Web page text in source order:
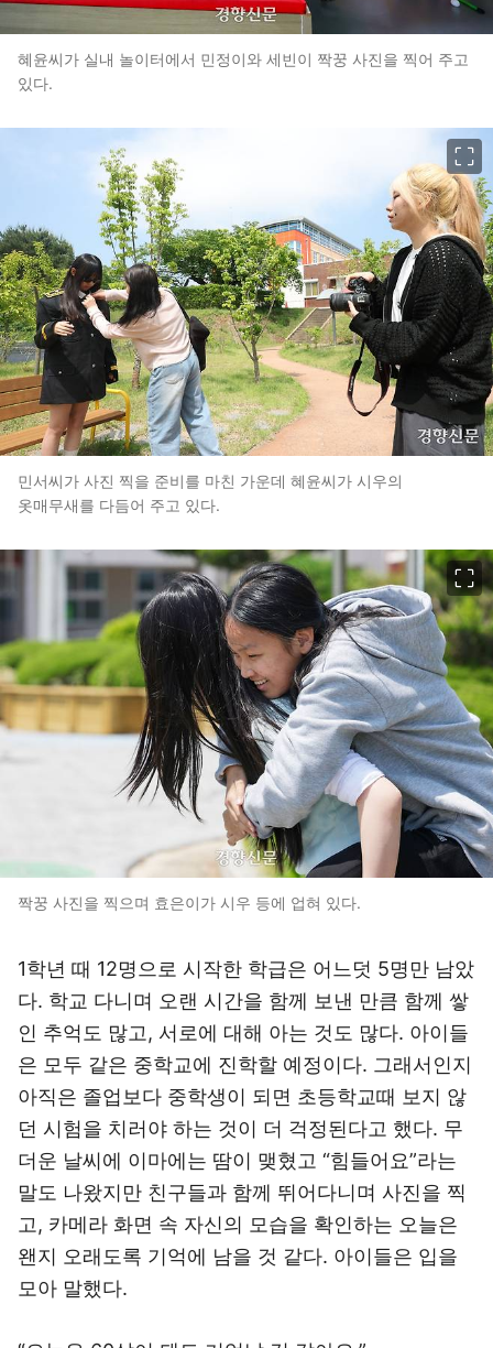
혜윤씨가 실내 놀이터에서 민정이와 세빈이 짝꿍 사진을 찍어 주고
있다.
민서씨가 사진 찍을 준비를 마친 가운데 혜윤씨가 시우의
옷매무새를 다듬어 주고 있다.
짝꿍 사진을 찍으며 효은이가 시우 등에 업혀 있다.
1학년 때 12명으로 시작한 학급은 어느덧 5명만 남았
다. 학교 다니며 오랜 시간을 함께 보낸 만큼 함께 쌓
인 추억도 많고, 서로에 대해 아는 것도 많다. 아이들
은 모두 같은 중학교에 진학할 예정이다. 그래서인지
아직은 졸업보다 중학생이 되면 초등학교때 보지 않
던 시험을 치러야 하는 것이 더 걱정된다고 했다. 무
더운 날씨에 이마에는 땀이 맺혔고 “힘들어요”라는
말도 나왔지만 친구들과 함께 뛰어다니며 사진을 찍
고, 카메라 화면 속 자신의 모습을 확인하는 오늘은
왠지 오래도록 기억에 남을 것 같다. 아이들은 입을
모아 말했다.